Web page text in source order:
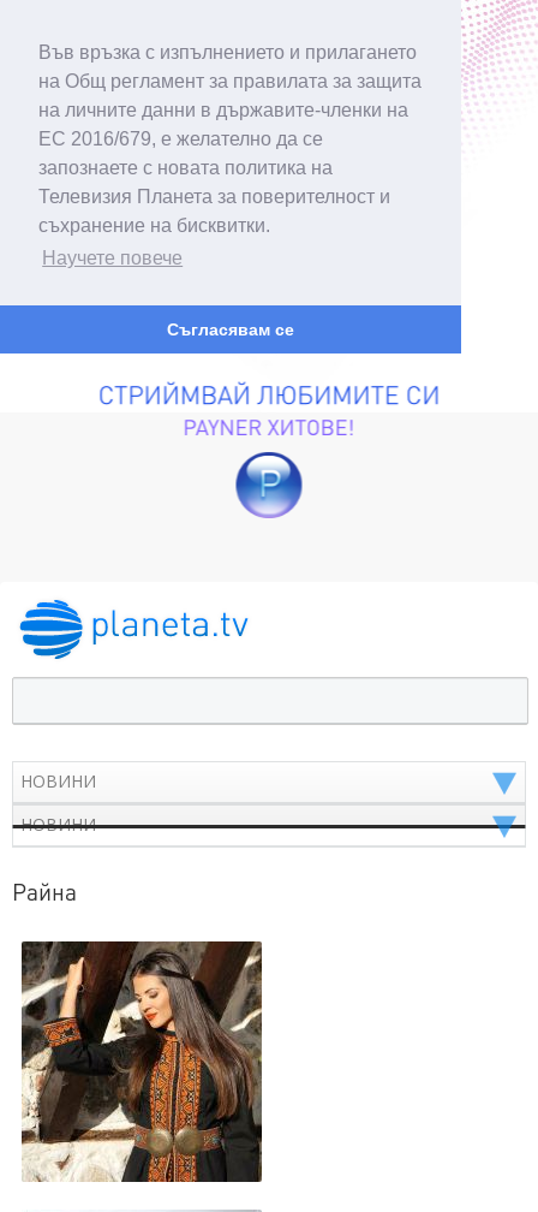
Във връзка с изпълнението и прилагането
на Общ регламент за правилата за защита
на личните данни в държавите-членки на
ЕС 2016/679, е желателно да се
запознаете с новата политика на
Телевизия Планета за поверителност и
съхранение на бисквитки.
Научете повече
Съгласявам се
Райна